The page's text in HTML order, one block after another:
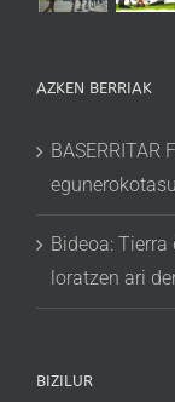
AZKEN BERRIAK
BASERRITAR
Bideoa:
loratzen ari
BIZILUR